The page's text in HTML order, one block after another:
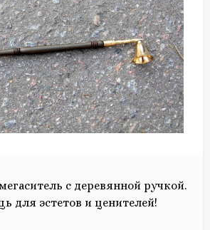
с деревянной ручкой.
для эстетов и ценителей!